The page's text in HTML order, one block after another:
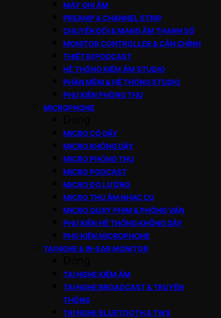
MÁY GHI ÂM
PREAMP & CHANNEL STRIP
CHUYỂN ĐỔI & MẠNG ÂM THANH SỐ
MONITOR CONTROLLER & CÂN CHỈNH
THIẾT BỊ PODCAST
HỆ THỐNG KIỂM ÂM STUDIO
PHẦN MỀM & HỆ THỐNG STUDIO
PHỤ KIỆN PHÒNG THU
MICROPHONE
MICRO CÓ DÂY
MICRO KHÔNG DÂY
MICRO PHÒNG THU
MICRO PODCAST
MICRO ĐO LƯỜNG
MICRO THU ÂM NHẠC CỤ
MICRO QUAY PHIM & PHỎNG VẤN
PHỤ KIỆN HỆ THỐNG KHÔNG DÂY
PHỤ KIỆN MICROPHONE
TAI NGHE & IN-EAR MONITOR
TAI NGHE KIỂM ÂM
TAI NGHE BROADCAST & TRUYỀN
THÔNG
TAI NGHE BLUETOOTH & TWS